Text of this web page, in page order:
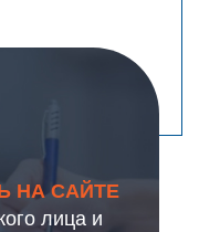
НА САЙТЕ
лица и